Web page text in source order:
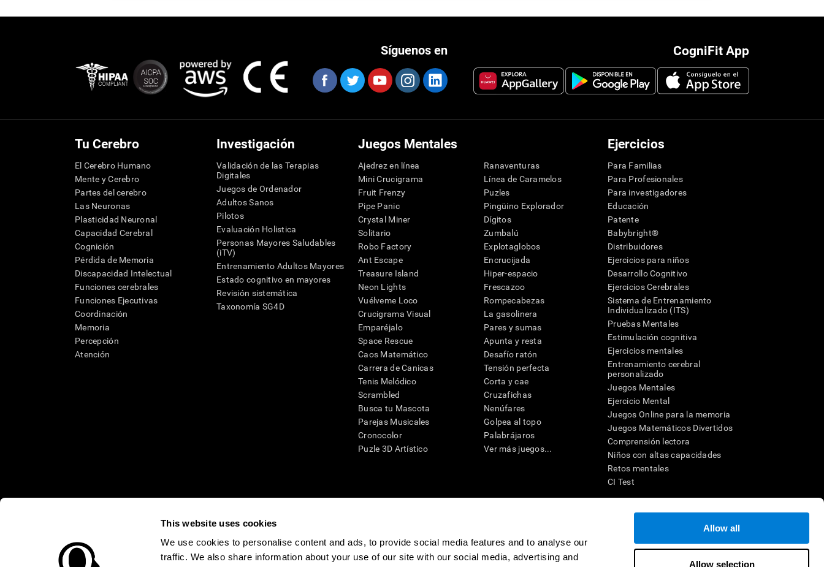
This website uses cookies
We use cookies to personalise content and ads, to provide social media features and to analyse our
traffic. We also share information about your use of our site with our social media, advertising and
Allow all
Allow selection
CogniFit App
Síguenos en
Tu Cerebro
El Cerebro Humano
Mente y Cerebro
Partes del cerebro
Las Neuronas
Plasticidad Neuronal
Capacidad Cerebral
Cognición
Pérdida de Memoria
Discapacidad Intelectual
Funciones cerebrales
Funciones Ejecutivas
Coordinación
Memoria
Percepción
Atención
Investigación
Validación de las Terapias
Digitales
Juegos de Ordenador
Adultos Sanos
Pilotos
Evaluación Holistica
Personas Mayores Saludables
(iTV)
Entrenamiento Adultos Mayores
Estado cognitivo en mayores
Revisión sistemática
Taxonomía SG4D
Juegos Mentales
Ajedrez en línea
Mini Crucigrama
Fruit Frenzy
Pipe Panic
Crystal Miner
Solitario
Robo Factory
Ant Escape
Treasure Island
Neon Lights
Vuélveme Loco
Crucigrama Visual
Emparéjalo
Space Rescue
Caos Matemático
Carrera de Canicas
Tenis Melódico
Scrambled
Busca tu Mascota
Parejas Musicales
Cronocolor
Puzle 3D Artístico
Ranaventuras
Línea de Caramelos
Puzles
Pingüino Explorador
Dígitos
Zumbalú
Explotaglobos
Encrucijada
Hiper-espacio
Frescazoo
Rompecabezas
La gasolinera
Pares y sumas
Apunta y resta
Desafío ratón
Tensión perfecta
Corta y cae
Cruzafichas
Nenúfares
Golpea al topo
Palabrájaros
Ver más juegos...
Ejercicios
Para Familias
Para Profesionales
Para investigadores
Educación
Patente
Babybright®
Distribuidores
Ejercicios para niños
Desarrollo Cognitivo
Ejercicios Cerebrales
Sistema de Entrenamiento
Individualizado (ITS)
Pruebas Mentales
Estimulación cognitiva
Ejercicios mentales
Entrenamiento cerebral
personalizado
Juegos Mentales
Ejercicio Mental
Juegos Online para la memoria
Juegos Matemáticos Divertidos
Comprensión lectora
Niños con altas capacidades
Retos mentales
CI Test
* Las evaluaciones de CogniFit están diseñadas para detectar alteraciones y deterioro cognitivo con el fin de ofrecer a un médico información pertinente para diseñar una intervención terapéutica apropiada. En un entorno
clínico, los resultados de CogniFit (cuando son interpretados por un profesional de la salud cualificado), se pueden utilizar como ayuda para determinar si un individuo debe ser dirigido a una posterior evaluación
neuropsicológica (por ejemplo, un examen neuropsicológico completo). CogniFit no ofrece directamente un diagnóstico médico de ningún tipo. Un diagnóstico de TDAH, dislexia, demencia o enfermedad similar sólo
puede ser realizada por un médico o psicólogo cualificado teniendo en cuenta una amplia gama de posibles factores. De acuerdo al uso indicado, CogniFit no indica que esta herramienta sea o deba ser considerada como
un dispositivo médico certicado por la FDA. El producto puede ser utilizado para estudios de investigación en cualquier campo de investigación relacionado con la cognición. Si se utiliza para fines de investigación, todo
uso del producto debe hacerse en los sujetos humanos apropiados conforme al procedimiento dictado por el centro de investigación y será una obligación por parte del investigador. Todas estas protecciones para el